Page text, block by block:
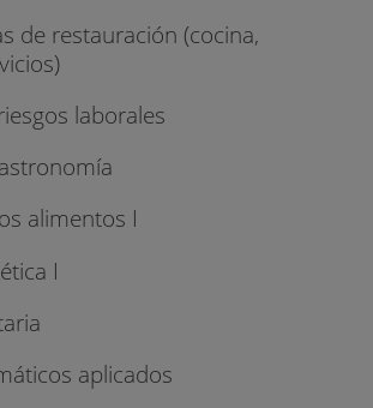
de restauración (cocina,
laborales
alimentos I
I
aplicados